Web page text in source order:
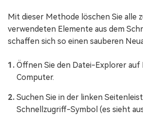
Mit dieser Methode löschen Sie alle
verwendeten Elemente aus dem
schaffen sich so einen sauberen
Öffnen Sie den Datei-Explorer auf
Computer.
Suchen Sie in der linken
Schnellzugriff-Symbol (es sieht